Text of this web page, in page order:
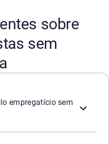
sobre
sem
empregatício sem